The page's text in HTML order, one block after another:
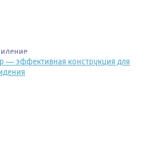
— эффективная конструкция для